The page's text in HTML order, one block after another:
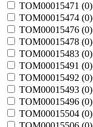
TOM00015471 (0)
TOM00015474 (0)
TOM00015476 (0)
TOM00015478 (0)
TOM00015483 (0)
TOM00015491 (0)
TOM00015492 (0)
TOM00015493 (0)
TOM00015496 (0)
TOM00015504 (0)